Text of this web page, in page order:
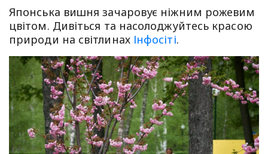
Японська вишня зачаровує ніжним рожевим
цвітом. Дивіться та насолоджуйтесь красою
природи на світлинах Інфосіті.